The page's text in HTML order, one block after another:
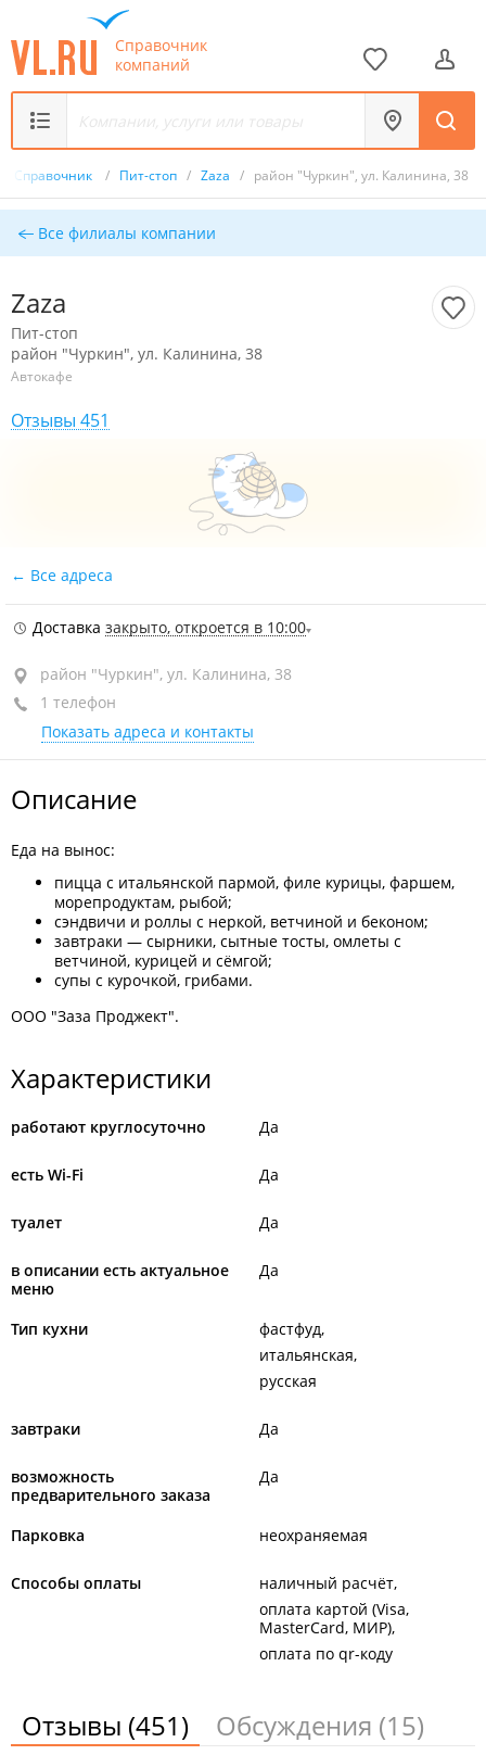
Справочник
компаний
Справочник / Пит-стоп / Zaza / район "Чуркин", ул. Калинина, 38
Все филиалы компании
Zaza
Пит-стоп
район "Чуркин", ул. Калинина, 38
Автокафе
Отзывы 451
Все адреса
Доставка закрыто, откроется в 10:00
район "Чуркин", ул. Калинина, 38
1 телефон
Показать адреса и контакты
Описание
Еда на вынос:
пицца с итальянской пармой, филе курицы, фаршем,
морепродуктам, рыбой;
сэндвичи и роллы с неркой, ветчиной и беконом;
завтраки — сырники, сытные тосты, омлеты с
ветчиной, курицей и сёмгой;
супы с курочкой, грибами.
ООО "Заза Проджект".
Характеристики
работают круглосуточно Да
есть Wi-Fi Да
туалет Да
в описании есть актуальное
меню
Да
Тип кухни
фастфуд
итальянская
русская
завтраки Да
возможность
предварительного заказа
Да
Парковка неохраняемая
Способы оплаты
наличный расчёт
оплата картой (Visa,
MasterCard, МИР)
оплата по qr-коду
Отзывы (451) Обсуждения (15)